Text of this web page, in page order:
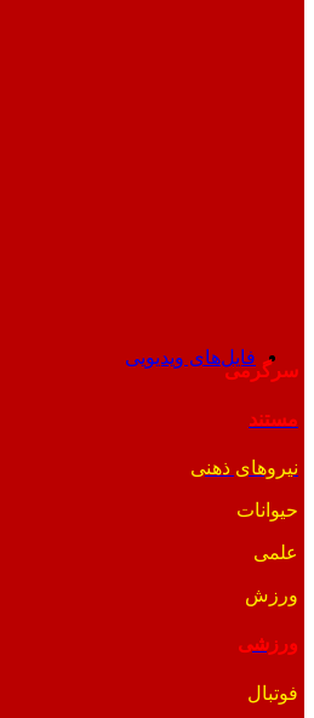
فایل‌های ویدیویی
سرگرمی
مستند
نیروهای ذهنی
حیوانات
علمی
ورزش
ورزشی
فوتبال